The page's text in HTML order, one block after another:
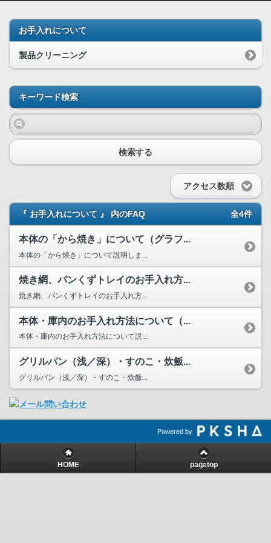
お手入れについて
製品クリーニング
キーワード検索
検索する
アクセス数順
『 お手入れについて 』 内のFAQ 全4件
本体の「から焼き」について（グラフ...
本体の「から焼き」について説明しま...
焼き網、パンくずトレイのお手入れ方...
焼き網、パンくずトレイのお手入れ方...
本体・庫内のお手入れ方法について（...
本体・庫内のお手入れ方法について説...
グリルパン（浅／深）・すのこ・炊飯...
グリルパン（浅／深）・すのこ・炊飯...
Powered by
HOME pagetop